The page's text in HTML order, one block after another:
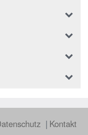
Kontakt